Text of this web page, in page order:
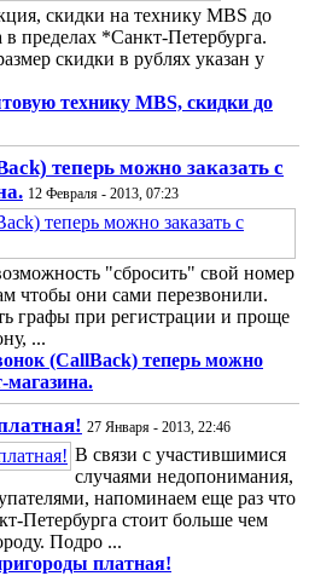
скидки на технику MBS до
в пределах *Санкт-Петербурга.
скидки в рублях указан у
технику MBS, скидки до
теперь можно заказать с
12 Февраля - 2013, 07:23
"сбросить" свой номер
чтобы они сами перезвонили.
графы при регистрации и проще
...
(CallBack) теперь можно
магазина.
27 Января - 2013, 22:46
В связи с участившимися
случаями недопонимания,
напоминаем еще раз что
Петербурга стоит больше чем
Подро ...
платная!